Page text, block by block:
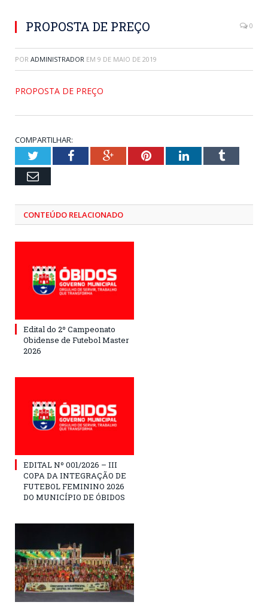
PROPOSTA DE PREÇO 0
POR ADMINISTRADOR EM 9 DE MAIO DE 2019
PROPOSTA DE PREÇO
COMPARTILHAR:
TwitterFacebookGoogle+PinterestLinkedInTumblr
Email
CONTEÚDO RELACIONADO
Edital do 2º Campeonato
Obidense de Futebol Master
2026
EDITAL Nº 001/2026 – III
COPA DA INTEGRAÇÃO DE
FUTEBOL FEMININO 2026
DO MUNICÍPIO DE ÓBIDOS